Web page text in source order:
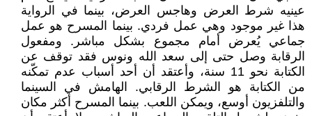
عينيه شرط العرض وهاجس العرض، بينما في الرواية
هذا غير موجود وهي عمل فردي. بينما المسرح هو عمل
جماعي يُعرض أمام مجموع بشكل مباشر. ومفعول
الرقابة وصل حتى إلى سعد الله ونوس فقد توقف عن
الكتابة نحو 11 سنة، وأعتقد أن أحد أسباب عدم تمكّنه
من الكتابة هو الشرط الرقابي. الهامش في السينما
والتلفزيون أوسع، ويمكن اللعب. بينما المسرح أكثر مكان